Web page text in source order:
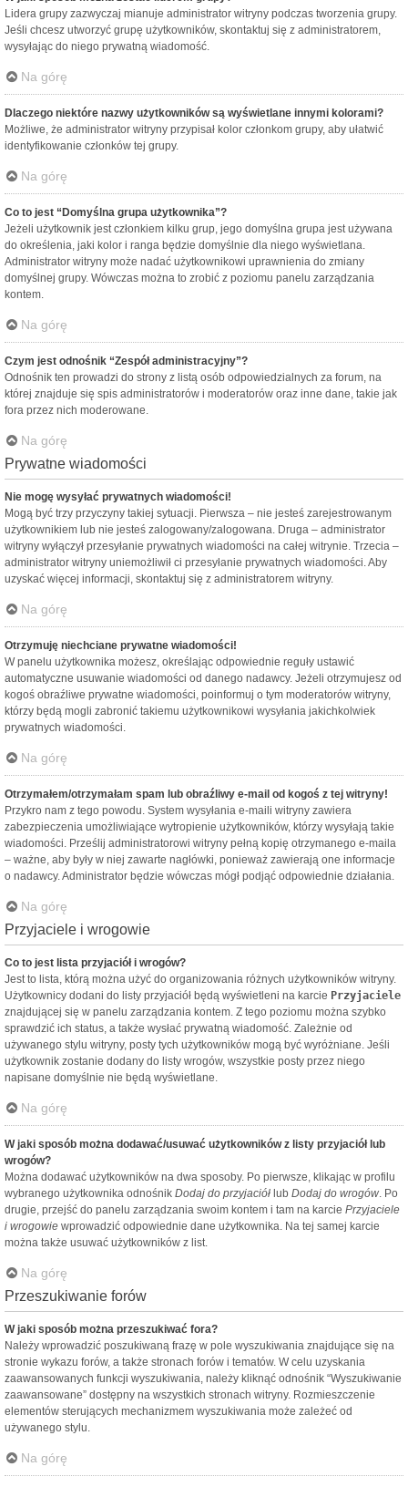
Lidera grupy zazwyczaj mianuje administrator witryny podczas tworzenia grupy.
Jeśli chcesz utworzyć grupę użytkowników, skontaktuj się z administratorem,
wysyłając do niego prywatną wiadomość.
Na górę
Dlaczego niektóre nazwy użytkowników są wyświetlane innymi kolorami?
Możliwe, że administrator witryny przypisał kolor członkom grupy, aby ułatwić
identyfikowanie członków tej grupy.
Na górę
Co to jest “Domyślna grupa użytkownika”?
Jeżeli użytkownik jest członkiem kilku grup, jego domyślna grupa jest używana
do określenia, jaki kolor i ranga będzie domyślnie dla niego wyświetlana.
Administrator witryny może nadać użytkownikowi uprawnienia do zmiany
domyślnej grupy. Wówczas można to zrobić z poziomu panelu zarządzania
kontem.
Na górę
Czym jest odnośnik “Zespół administracyjny”?
Odnośnik ten prowadzi do strony z listą osób odpowiedzialnych za forum, na
której znajduje się spis administratorów i moderatorów oraz inne dane, takie jak
fora przez nich moderowane.
Na górę
Prywatne wiadomości
Nie mogę wysyłać prywatnych wiadomości!
Mogą być trzy przyczyny takiej sytuacji. Pierwsza – nie jesteś zarejestrowanym
użytkownikiem lub nie jesteś zalogowany/zalogowana. Druga – administrator
witryny wyłączył przesyłanie prywatnych wiadomości na całej witrynie. Trzecia –
administrator witryny uniemożliwił ci przesyłanie prywatnych wiadomości. Aby
uzyskać więcej informacji, skontaktuj się z administratorem witryny.
Na górę
Otrzymuję niechciane prywatne wiadomości!
W panelu użytkownika możesz, określając odpowiednie reguły ustawić
automatyczne usuwanie wiadomości od danego nadawcy. Jeżeli otrzymujesz od
kogoś obraźliwe prywatne wiadomości, poinformuj o tym moderatorów witryny,
którzy będą mogli zabronić takiemu użytkownikowi wysyłania jakichkolwiek
prywatnych wiadomości.
Na górę
Otrzymałem/otrzymałam spam lub obraźliwy e-mail od kogoś z tej witryny!
Przykro nam z tego powodu. System wysyłania e-maili witryny zawiera
zabezpieczenia umożliwiające wytropienie użytkowników, którzy wysyłają takie
wiadomości. Prześlij administratorowi witryny pełną kopię otrzymanego e-maila
– ważne, aby były w niej zawarte nagłówki, ponieważ zawierają one informacje
o nadawcy. Administrator będzie wówczas mógł podjąć odpowiednie działania.
Na górę
Przyjaciele i wrogowie
Co to jest lista przyjaciół i wrogów?
Jest to lista, którą można użyć do organizowania różnych użytkowników witryny.
Użytkownicy dodani do listy przyjaciół będą wyświetleni na karcie Przyjaciele
znajdującej się w panelu zarządzania kontem. Z tego poziomu można szybko
sprawdzić ich status, a także wysłać prywatną wiadomość. Zależnie od
używanego stylu witryny, posty tych użytkowników mogą być wyróżniane. Jeśli
użytkownik zostanie dodany do listy wrogów, wszystkie posty przez niego
napisane domyślnie nie będą wyświetlane.
Na górę
W jaki sposób można dodawać/usuwać użytkowników z listy przyjaciół lub
wrogów?
Można dodawać użytkowników na dwa sposoby. Po pierwsze, klikając w profilu
wybranego użytkownika odnośnik Dodaj do przyjaciół lub Dodaj do wrogów. Po
drugie, przejść do panelu zarządzania swoim kontem i tam na karcie Przyjaciele
i wrogowie wprowadzić odpowiednie dane użytkownika. Na tej samej karcie
można także usuwać użytkowników z list.
Na górę
Przeszukiwanie forów
W jaki sposób można przeszukiwać fora?
Należy wprowadzić poszukiwaną frazę w pole wyszukiwania znajdujące się na
stronie wykazu forów, a także stronach forów i tematów. W celu uzyskania
zaawansowanych funkcji wyszukiwania, należy kliknąć odnośnik “Wyszukiwanie
zaawansowane” dostępny na wszystkich stronach witryny. Rozmieszczenie
elementów sterujących mechanizmem wyszukiwania może zależeć od
używanego stylu.
Na górę